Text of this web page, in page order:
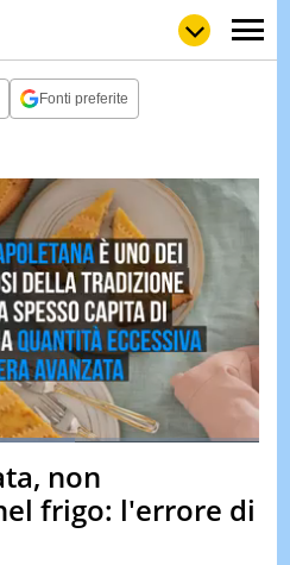
LOLGULP
LOVE
WOW
POP
NEWS
STORIE
& TV
QUIZ
TEST
&
Fonti preferite
non
frigo: l'errore di